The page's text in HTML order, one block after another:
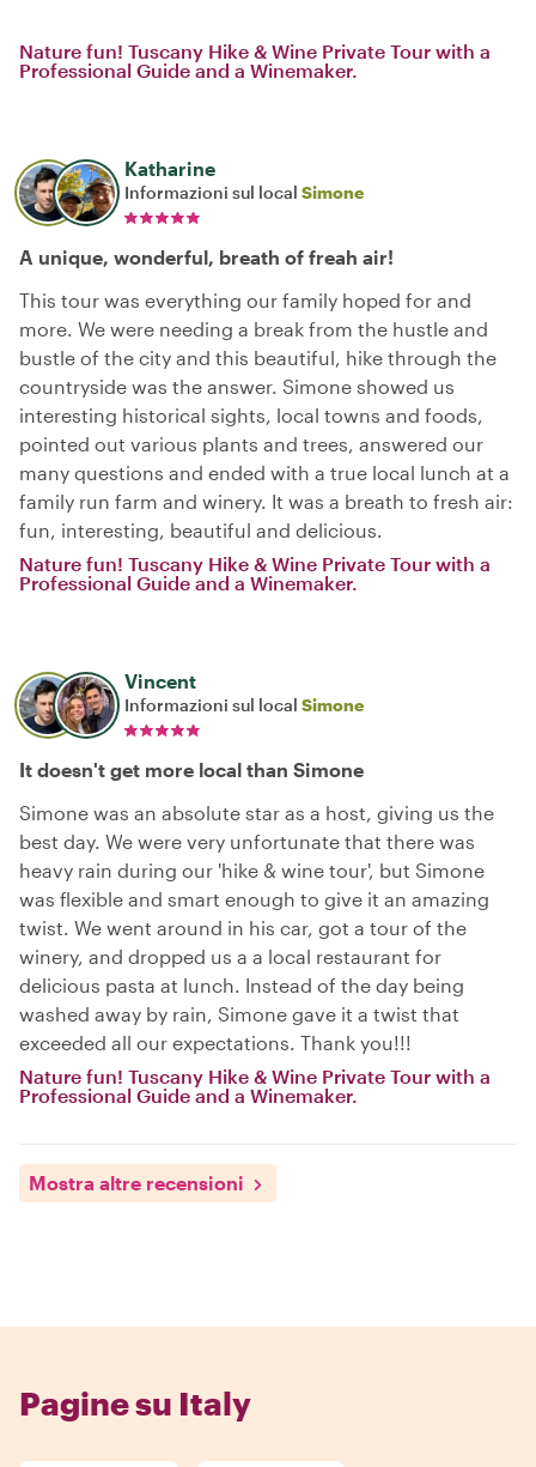
Nature fun! Tuscany Hike & Wine Private Tour with a
Professional Guide and a Winemaker.
Katharine
Informazioni sul local Simone
A unique, wonderful, breath of freah air!
This tour was everything our family hoped for and
more. We were needing a break from the hustle and
bustle of the city and this beautiful, hike through the
countryside was the answer. Simone showed us
interesting historical sights, local towns and foods,
pointed out various plants and trees, answered our
many questions and ended with a true local lunch at a
family run farm and winery. It was a breath to fresh air:
fun, interesting, beautiful and delicious.
Nature fun! Tuscany Hike & Wine Private Tour with a
Professional Guide and a Winemaker.
Vincent
Informazioni sul local Simone
It doesn't get more local than Simone
Simone was an absolute star as a host, giving us the
best day. We were very unfortunate that there was
heavy rain during our 'hike & wine tour', but Simone
was flexible and smart enough to give it an amazing
twist. We went around in his car, got a tour of the
winery, and dropped us a a local restaurant for
delicious pasta at lunch. Instead of the day being
washed away by rain, Simone gave it a twist that
exceeded all our expectations. Thank you!!!
Nature fun! Tuscany Hike & Wine Private Tour with a
Professional Guide and a Winemaker.
Mostra altre recensioni
Pagine su Italy